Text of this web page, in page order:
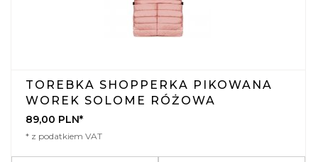
TOREBKA SHOPPERKA PIKOWANA
WOREK SOLOME RÓŻOWA
89,00 PLN*
* z podatkiem VAT